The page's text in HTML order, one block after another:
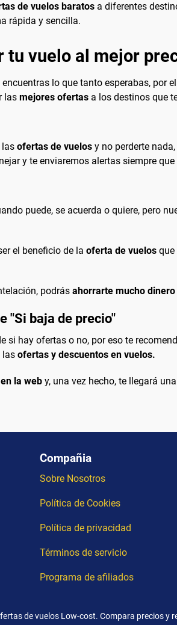
de vuelos baratos a diferentes
rápida y sencilla.
tu vuelo al mejor
lo que tanto esperabas, por
las mejores ofertas a los destinos que
las ofertas de vuelos y no perderte
y te enviaremos alertas siempre que
puede, se acuerda o quiere, pero
el beneficio de la oferta de vuelos que
podrás ahorrarte mucho
"Si baja de precio"
si hay ofertas o no, por eso te
las ofertas y descuentos en vuelos.
la web y, una vez hecho, te llegará
Compañia
Sobre Nosotros
Política de Cookies
Política de privacidad
Términos de servicio
Programa de afiliados
de vuelos Low-cost. Compara precios y